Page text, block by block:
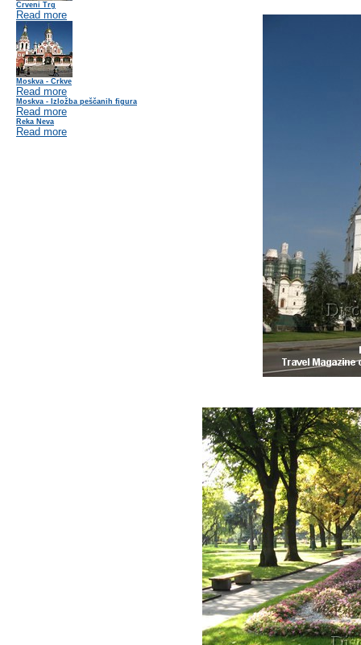
Crveni Trg
Read more
Moskva - Crkve
Read more
Moskva - Izložba peščanih figura
Read more
Reka Neva
Read more